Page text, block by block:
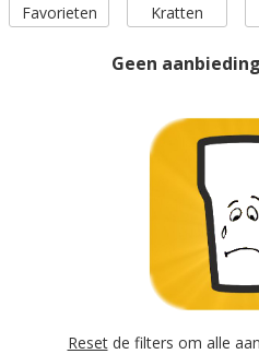
Favorieten Kratten
Geen
Resetde filters om alle